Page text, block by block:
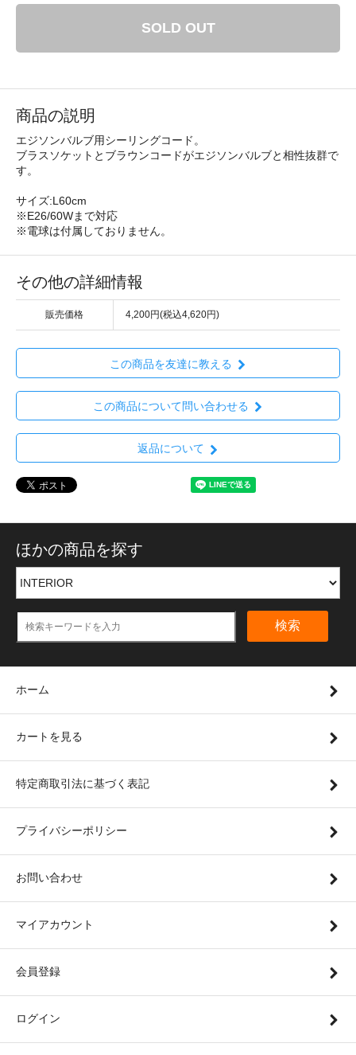
SOLD OUT
商品の説明
エジソンバルブ用シーリングコード。
ブラスソケットとブラウンコードがエジソンバルブと相性抜群で
す。
サイズ:L60cm
※E26/60Wまで対応
※電球は付属しておりません。
その他の詳細情報
販売価格 4,200円(税込4,620円)
この商品を友達に教える
この商品について問い合わせる
返品について
ほかの商品を探す
検索
ホーム
カートを見る
特定商取引法に基づく表記
プライバシーポリシー
お問い合わせ
マイアカウント
会員登録
ログイン